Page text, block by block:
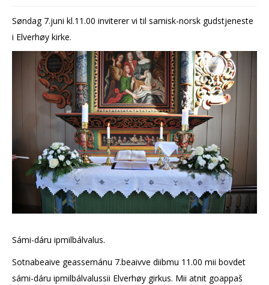
GRAVFERD
KONTAKT
Søndag 7.juni kl.11.00 inviterer vi til samisk-norsk gudstjeneste
i Elverhøy kirke.
Sámi-dáru ipmilbálvalus.
Sotnabeaive geassemánu 7.beaivve diibmu 11.00 mii bovdet
sámi-dáru ipmilbálvalussii Elverhøy girkus. Mii atnit goappaš